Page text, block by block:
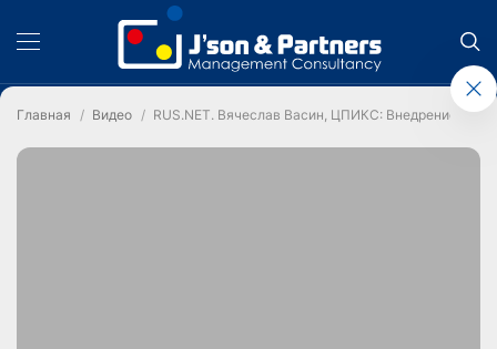
Главная Видео RUS.NET. Вячеслав Васин, ЦПИКС: Внедрение SDN